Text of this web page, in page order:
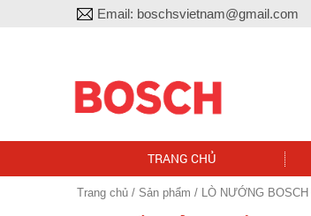
Email: boschsvietnam@gmail.com
TRANG CHỦ
Trang chủ / Sản phẩm / LÒ NƯỚNG BOSCH